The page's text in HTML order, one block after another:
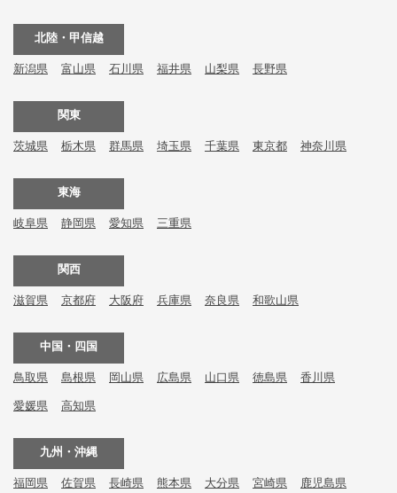
北陸・甲信越
新潟県 富山県 石川県 福井県 山梨県 長野県
関東
茨城県 栃木県 群馬県 埼玉県 千葉県 東京都 神奈川県
東海
岐阜県 静岡県 愛知県 三重県
関西
滋賀県 京都府 大阪府 兵庫県 奈良県 和歌山県
中国・四国
鳥取県 島根県 岡山県 広島県 山口県 徳島県 香川県
愛媛県 高知県
九州・沖縄
福岡県 佐賀県 長崎県 熊本県 大分県 宮崎県 鹿児島県